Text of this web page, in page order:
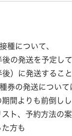
種について、
の発送を予定して
）に発送すること
券の発送について
間よりも前倒し
ト、予約方法の案
方も